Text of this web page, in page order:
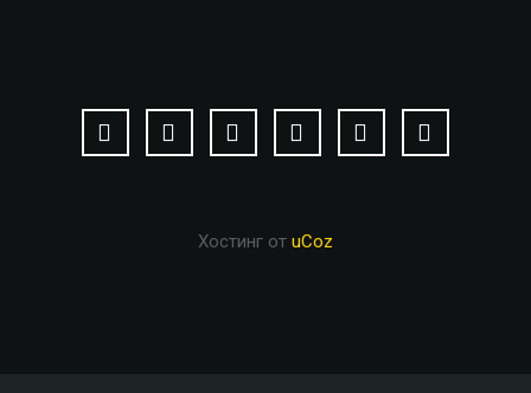
Хостинг от uCoz